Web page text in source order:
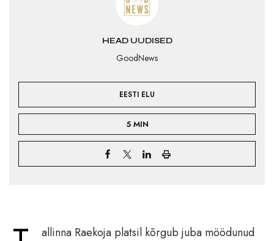
HEAD UUDISED
GoodNews
EESTI ELU
5 MIN
allinna Raekoja platsil kõrgub juba möödunud